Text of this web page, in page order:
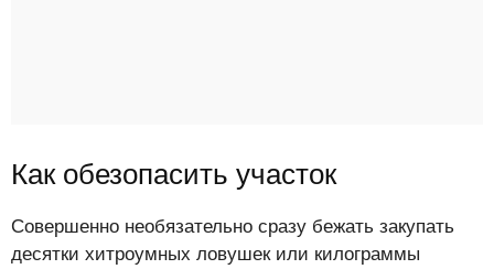
Как обезопасить участок
Совершенно необязательно сразу бежать закупать
десятки хитроумных ловушек или килограммы